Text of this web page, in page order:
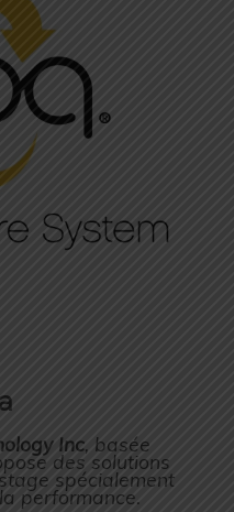
Inc, basée
des solutions
spécialement
performance.